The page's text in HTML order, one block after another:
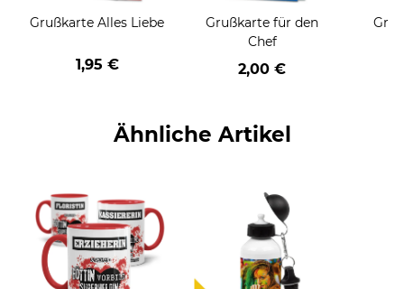
Grußkarte Alles Liebe
1,95 €
Grußkarte für den
Chef
2,00 €
Ähnliche Artikel